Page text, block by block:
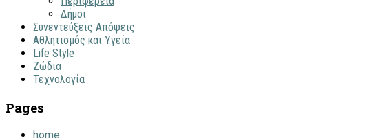
Δήμοι
Συνεντεύξεις Απόψεις
Αθλητισμός και Υγεία
Life Style
Ζώδια
Τεχνολογία
Pages
home